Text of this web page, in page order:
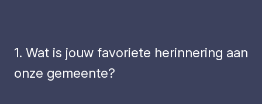
1. Wat is jouw favoriete herinnering aan
onze gemeente?